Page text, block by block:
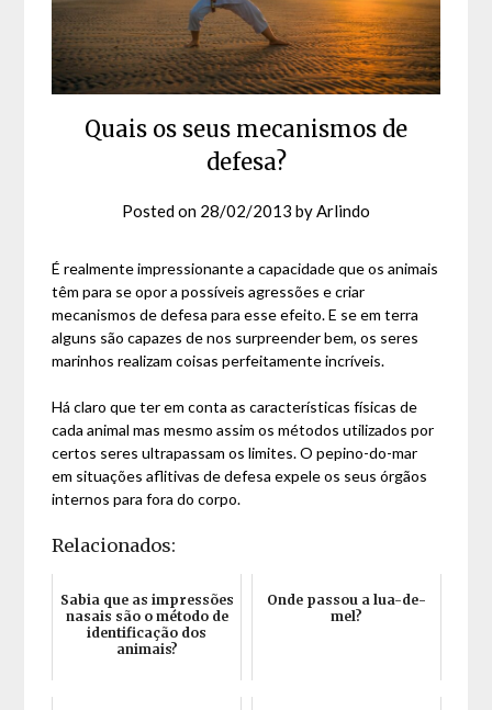
Quais os seus mecanismos de
defesa?
Posted on 28/02/2013 byArlindo
É realmente impressionante a capacidade que os animais
têm para se opor a possíveis agressões e criar
mecanismos de defesa para esse efeito. E se em terra
alguns são capazes de nos surpreender bem, os seres
marinhos realizam coisas perfeitamente incríveis.
Há claro que ter em conta as características físicas de
cada animal mas mesmo assim os métodos utilizados por
certos seres ultrapassam os limites. O pepino-do-mar
em situações aflitivas de defesa expele os seus órgãos
internos para fora do corpo.
Relacionados:
Sabia que as impressões
nasais são o método de
identificação dos
animais?
Onde passou a lua-de-
mel?